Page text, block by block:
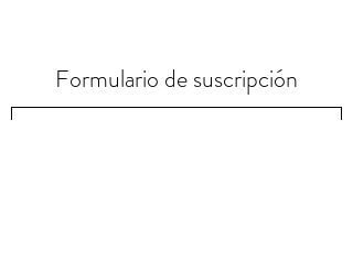
Formulario de suscripción